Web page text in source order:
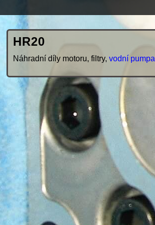
HR20
Náhradní díly motoru, filtry,vodní pumpa